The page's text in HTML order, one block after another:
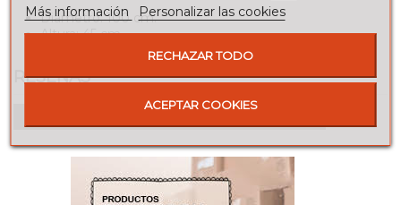
Diámetro: 100 cm.
Altura: 45 cm.
RESEÑAS
Más información
Personalizar las cookies
RECHAZAR TODO
ACEPTAR COOKIES